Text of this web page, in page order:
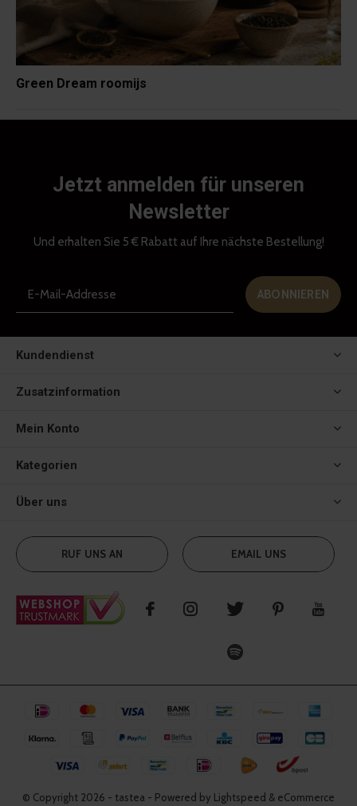
Green Dream roomijs
Jetzt anmelden für unseren
Newsletter
Und erhalten Sie 5 € Rabatt auf Ihre nächste Bestellung!
ABONNIEREN
Kundendienst
Zusatzinformation
Mein Konto
Kategorien
Über uns
RUF UNS AN EMAIL UNS
© Copyright 2026 - tastea - Powered by Lightspeed & eCommerce